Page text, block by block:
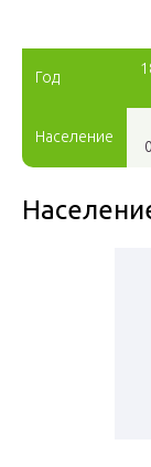
Год
Население